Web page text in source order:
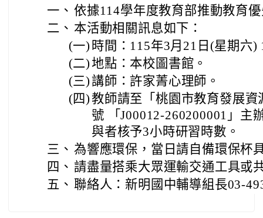
一、 依據114學年度教育部推動教育
二、 本活動相關訊息如下：
(一) 時間：115年3月21日(星期六)
(二)地點：本校圖書館。
(三)講師：許家菁心理師。
(四)教師請至「桃園市教育發展
號 「J00012-260200001」主
與者核予3小時研習時數。
三、 為響應環保，當日請自備環保杯
四、 請盡量搭乘大眾運輸交通工具或
五、 聯絡人：新明國中輔導組長03-